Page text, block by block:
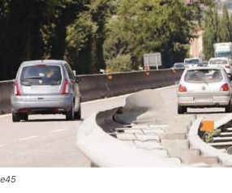
e45